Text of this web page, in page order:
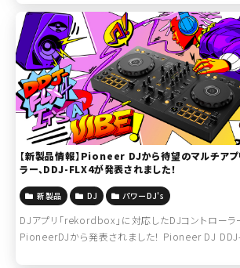
たが […]
【新製品情報】Pioneer DJから待望のマルチアプ
ラー、DDJ-FLX4が発表されました！
新製品 DJ パワーDJ's
DJアプリ「rekordbox」に対応したDJコントロー
PioneerDJから発表されました！ Pioneer DJ